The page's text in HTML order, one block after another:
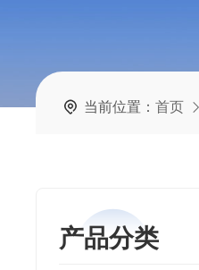
当前位置：首页
产品分类